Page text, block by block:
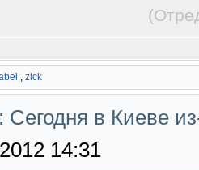
, zick
Сегодня в Киеве
14:31